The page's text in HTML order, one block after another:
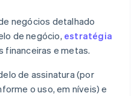
negócios detalhado
de negócio, estratégia
financeiras e metas.
de assinatura (por
o uso, em níveis) e